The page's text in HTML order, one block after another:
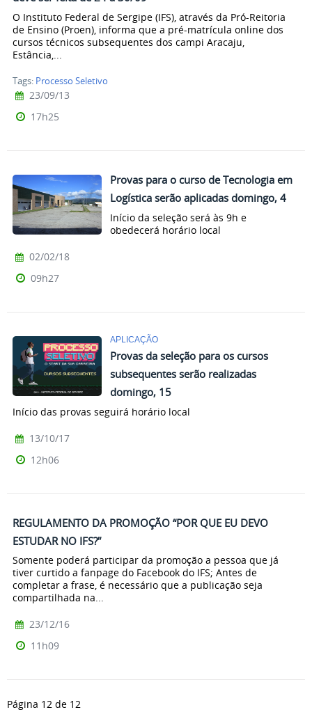
O Instituto Federal de Sergipe (IFS), através da Pró-Reitoria
de Ensino (Proen), informa que a pré-matrícula online dos
cursos técnicos subsequentes dos campi Aracaju,
Estância,...
Tags: Processo Seletivo
23/09/13
17h25
Provas para o curso de Tecnologia em
Logística serão aplicadas domingo, 4
Início da seleção será às 9h e
obedecerá horário local
02/02/18
09h27
APLICAÇÃO
Provas da seleção para os cursos
subsequentes serão realizadas
domingo, 15
Início das provas seguirá horário local
13/10/17
12h06
REGULAMENTO DA PROMOÇÃO “POR QUE EU DEVO
ESTUDAR NO IFS?”
Somente poderá participar da promoção a pessoa que já
tiver curtido a fanpage do Facebook do IFS; Antes de
completar a frase, é necessário que a publicação seja
compartilhada na...
23/12/16
11h09
Página 12 de 12